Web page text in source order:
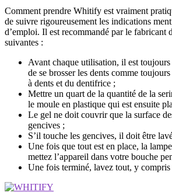
Comment prendre Whitify est vraiment
de suivre rigoureusement les indications
d’emploi. Il est recommandé par le fabricant
suivantes :
Avant chaque utilisation, il est toujours
de se brosser les dents comme
à dents et du dentifrice ;
Mettre un quart de la quantité de la
le moule en plastique qui est ensuite
Le gel ne doit couvrir que la surface
gencives ;
S’il touche les gencives, il doit être
Une fois que tout est en place, la
mettez l’appareil dans votre bouche
Une fois terminé, lavez tout, y compris